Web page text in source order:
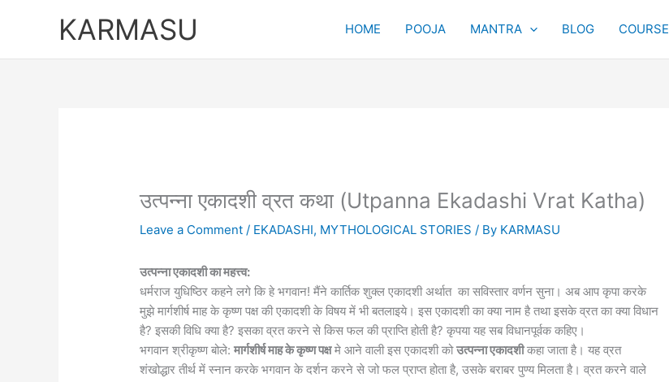
KARMASU HOME POOJA MANTRA BLOG COURSE
उत्पन्ना एकादशी व्रत कथा (Utpanna Ekadashi Vrat Katha)
Leave a Comment / EKADASHI, MYTHOLOGICAL STORIES / By KARMASU
उत्पन्ना एकादशी का महत्त्व:
धर्मराज युधिष्ठिर कहने लगे कि हे भगवान! मैंने कार्तिक शुक्ल एकादशी अर्थात का सविस्तार वर्णन सुना। अब आप कृपा करके
मुझे मार्गशीर्ष माह के कृष्ण पक्ष की एकादशी के विषय में भी बतलाइये। इस एकादशी का क्या नाम है तथा इसके व्रत का क्या विधान
है? इसकी विधि क्या है? इसका व्रत करने से किस फल की प्राप्ति होती है? कृपया यह सब विधानपूर्वक कहिए।
भगवान श्रीकृष्ण बोले:मार्गशीर्ष माह के कृष्ण पक्षमे आने वाली इस एकादशी कोउत्पन्ना एकादशीकहा जाता है। यह व्रत
शंखोद्धार तीर्थ में स्नान करके भगवान के दर्शन करने से जो फल प्राप्त होता है, उसके बराबर पुण्य मिलता है। व्रत करने वाले